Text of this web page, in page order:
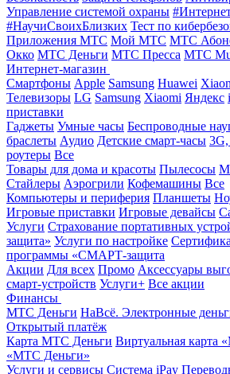
Управление системой охраны
#НаучиСвоихБлизких Тест по
Приложения МТС Мой МТС МТС
Окко МТС Деньги МТС Пресса МТС
Интернет-магазин
Смартфоны Apple Samsung Huawei
Телевизоры LG Samsung Xiaomi Яндекс
приставки
Гаджеты Умные часы Беспроводные
браслеты Аудио Детские смарт-часы
роутеры Все
Товары для дома и красоты Пылесосы
Стайлеры Аэрогрили Кофемашины Все
Компьютеры и периферия Планшеты
Игровые приставки Игровые девайсы
Услуги Страхование портативных
защита» Услуги по настройке
программы «СМАРТ-защита
Акции Для всех Промо Аксессуары
смарт-устройств Услуги+ Все акции
Финансы
МТС Деньги НаВсё. Электронные
Открытый платёж
Карта МТС Деньги Виртуальная карта
«МТС Деньги»
Услуги и сервисы Система iPay